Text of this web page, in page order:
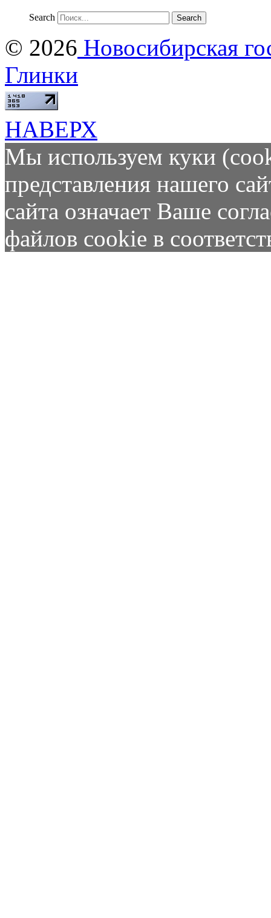
Search
© 2026 Новосибирская
Глинки
НАВЕРХ
Мы используем куки
представления нашего
сайта означает Ваше
файлов cookie в